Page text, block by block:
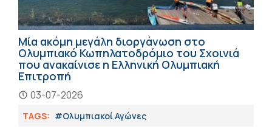
Μία ακόμη μεγάλη διοργάνωση στο
Ολυμπιακό Κωπηλατοδρόμιο του Σχοινιά
που ανακαίνισε η Ελληνική Ολυμπιακή
Επιτροπή
03-07-2026
TAGS: #Ολυμπιακοί Αγώνες